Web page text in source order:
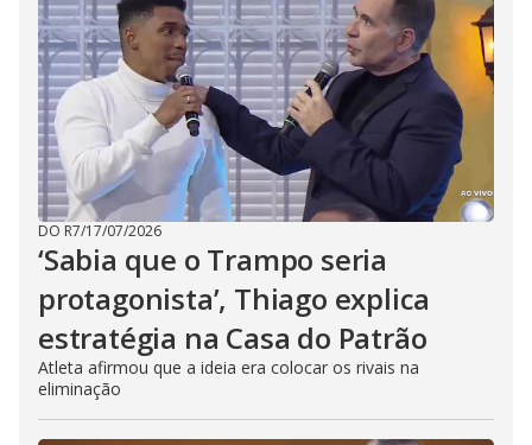
DO R7/17/07/2026
‘Sabia que o Trampo seria
protagonista’, Thiago explica
estratégia na Casa do Patrão
Atleta afirmou que a ideia era colocar os rivais na
eliminação